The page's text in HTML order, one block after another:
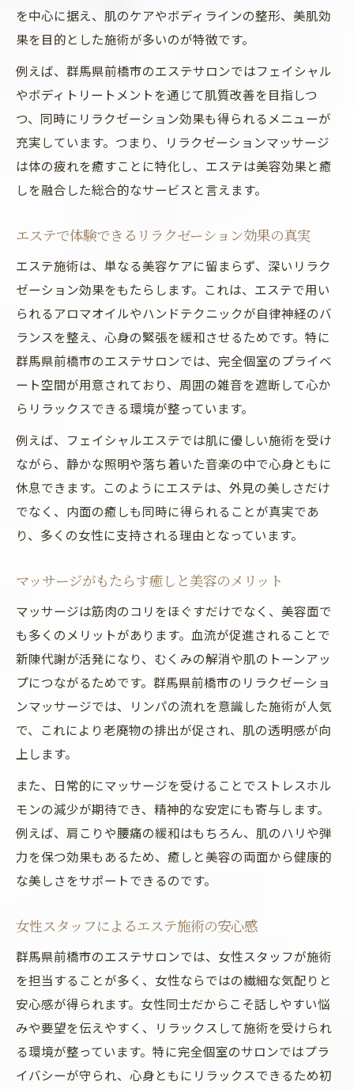
を中心に据え、肌のケアやボディラインの整形、美肌効
果を目的とした施術が多いのが特徴です。
例えば、群馬県前橋市のエステサロンではフェイシャル
やボディトリートメントを通じて肌質改善を目指しつ
つ、同時にリラクゼーション効果も得られるメニューが
充実しています。つまり、リラクゼーションマッサージ
は体の疲れを癒すことに特化し、エステは美容効果と癒
しを融合した総合的なサービスと言えます。
エステで体験できるリラクゼーション効果の真実
エステ施術は、単なる美容ケアに留まらず、深いリラク
ゼーション効果をもたらします。これは、エステで用い
られるアロマオイルやハンドテクニックが自律神経のバ
ランスを整え、心身の緊張を緩和させるためです。特に
群馬県前橋市のエステサロンでは、完全個室のプライベ
ート空間が用意されており、周囲の雑音を遮断して心か
らリラックスできる環境が整っています。
例えば、フェイシャルエステでは肌に優しい施術を受け
ながら、静かな照明や落ち着いた音楽の中で心身ともに
休息できます。このようにエステは、外見の美しさだけ
でなく、内面の癒しも同時に得られることが真実であ
り、多くの女性に支持される理由となっています。
マッサージがもたらす癒しと美容のメリット
マッサージは筋肉のコリをほぐすだけでなく、美容面で
も多くのメリットがあります。血流が促進されることで
新陳代謝が活発になり、むくみの解消や肌のトーンアッ
プにつながるためです。群馬県前橋市のリラクゼーショ
ンマッサージでは、リンパの流れを意識した施術が人気
で、これにより老廃物の排出が促され、肌の透明感が向
上します。
また、日常的にマッサージを受けることでストレスホル
モンの減少が期待でき、精神的な安定にも寄与します。
例えば、肩こりや腰痛の緩和はもちろん、肌のハリや弾
力を保つ効果もあるため、癒しと美容の両面から健康的
な美しさをサポートできるのです。
女性スタッフによるエステ施術の安心感
群馬県前橋市のエステサロンでは、女性スタッフが施術
を担当することが多く、女性ならではの繊細な気配りと
安心感が得られます。女性同士だからこそ話しやすい悩
みや要望を伝えやすく、リラックスして施術を受けられ
る環境が整っています。特に完全個室のサロンではプラ
イバシーが守られ、心身ともにリラックスできるため初